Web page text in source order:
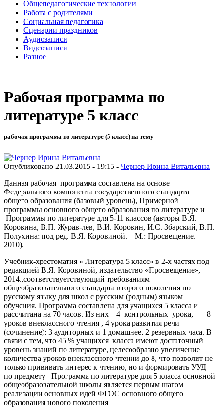
Общепедагогические технологии
Работа с родителями
Социальная педагогика
Сценарии праздников
Аудиозаписи
Видеозаписи
Разное
Рабочая программа по
литературе 5 класс
рабочая программа по литературе (5 класс) на тему
Опубликовано 21.03.2015 - 19:15 - Чернер Ирина Витальевна
Данная рабочая программа составлена на основе
Федерального компонента государственного стандарта
общего образования (базовый уровень), Примерной
программы основного общего образования по литературе и
Программы по литературе для 5-11 классов (авторы В.Я.
Коровина, В.П. Журав-лёв, В.И. Коровин, И.С. Збарский, В.П.
Полухина; под ред. В.Я. Коровиной. – М.: Просвещение,
2010).
Учебник-хрестоматия « Литература 5 класс» в 2-х частях под
редакцией В.Я. Коровиной, издательство «Просвещение»,
2014.,соответствуетствующий требованиям
общеобразовательного стандарта второго поколения по
русскому языку для школ с русским (родным) языком
обучения. Программа составлена для учащихся 5 класса и
рассчитана на 70 часов. Из них – 4 контрольных урока, 8
уроков внеклассного чтения , 4 урока развития речи
(сочинение): 3 аудиторных и 1 домашнее, 2 резервных часа. В
связи с тем, что 45 % учащихся класса имеют достаточный
уровень знаний по литературе, целесообразно увеличение
количества уроков внеклассного чтении до 8, что позволит не
только прививать интерес к чтению, но и формировать УУД
по предмету Программа по литературе для 5 класса основной
общеобразовательной школы является первым шагом
реализации основных идей ФГОС основного общего
образования нового поколения.